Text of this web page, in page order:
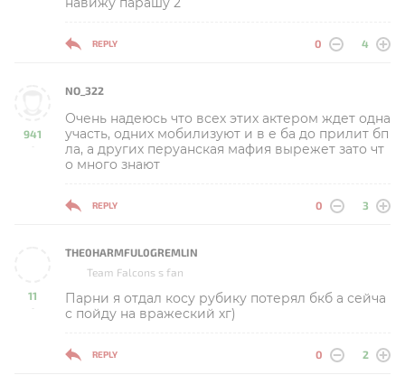
REPLY 0 4
941
-
NO_322
Очень надеюсь что всех этих актером ждет одна
участь, одних мобилизуют и в е ба до прилит бп
ла, а других перуанская мафия вырежет зато чт
о много знают
REPLY 0 3
11
-
THE0HARMFUL0GREMLIN
Team Falcons s fan
Парни я отдал косу рубику потерял бкб а сейча
с пойду на вражеский хг)
REPLY 0 2